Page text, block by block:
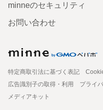
minneのセキュリティ
お問い合わせ
特定商取引法に基づく表記
広告識別子の取得・利用
プライ
メディアキット